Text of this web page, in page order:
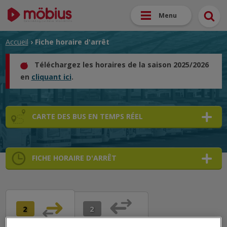
Menu
Accueil › Fiche horaire d'arrêt
Téléchargez les horaires de la saison 2025/2026
en cliquant ici.
CARTE DES BUS EN TEMPS RÉEL
FICHE HORAIRE D'ARRÊT
2 ➜
➜ 2 ➜
➜